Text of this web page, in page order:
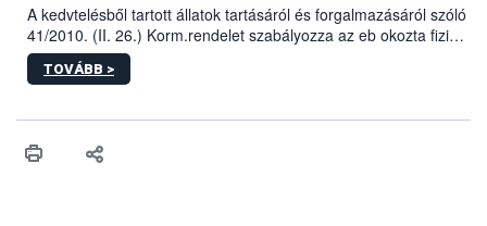
A kedvtelésből tartott állatok tartásáról és forgalmazásáról szóló
41/2010. (II. 26.) Korm.rendelet szabályozza az eb okozta fizikai
sérülés, illetve ennek veszélye keletkezésekor felmerülő
hatósági feladatokat, valamint a veszélyes eb tartását és annak
vonni az ebek viselkedésének megítélésében jártas szakértőt.
TOVÁBB >